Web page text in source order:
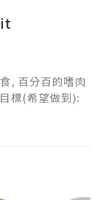
, 百分百的嗜肉
標(希望做到):